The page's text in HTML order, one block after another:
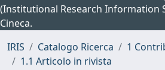
(Institutional Research Information
Cineca.
IRIS
Catalogo Ricerca
1
1.1 Articolo in rivista